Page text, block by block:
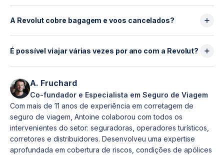
No entanto, algumas situações não estão cobertas,
como uma simples mudança de ideias ou um
Aceda à secção de seguros
Carregue os comprovativos
Os reembolsos são efetuados após validação do
processo. O prazo depende da complexidade do
A Revolut é suficiente para:
viagens curtas
No entanto, torna-se insuficiente para:
viagens com mais de 30 a 90 dias
voltas ao mundo
estadias de longa duração
viajantes que querem uma cobertura premium
completa
Nestes casos, um seguro viagem especializado
disponível na HelloSafe é geralmente mais
adequado.
A Revolut cobre bagagem e voos cancelados?
Sim, mas com limites:
bagagem: máximo 1 000 €
Estes plafonds são corretos, mas inferiores aos
melhores seguros de viagem, que cobrem até 3 000
€ ou mais para bagagem.
É possível viajar várias vezes por ano com a Revolut?
Sim. Pode fazer tantas viagens quantas quiser,
desde que cada viagem respeite a duração máxima
autorizada (30 ou 90 dias conforme o plano) e que
a sua subscrição se mantenha ativa.
A. Fruchard
Co-fundador e Especialista em Seguro de Viagem
Com mais de 11 anos de experiência em corretagem de
seguro de viagem, Antoine colaborou com todos os
intervenientes do setor: seguradoras, operadores turísticos,
corretores e distribuidores. Desenvolveu uma expertise
aprofundada em cobertura de riscos, condições de apólices